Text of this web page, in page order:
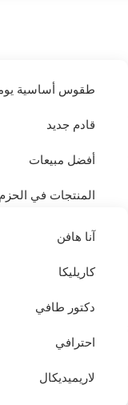
طقوس أساسية
قادم جديد
أفضل مبيعات
المنتجات في
البيع والخصومات
العلامات
آنا هافن
كاريليكا
دكتور طافي
احترافي
لاريميديكال
Please note,